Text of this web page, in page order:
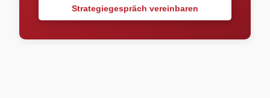
Strategiegespräch vereinbaren